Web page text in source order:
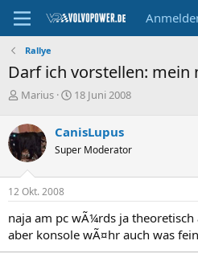
Rallye
Darf ich vorstellen: mein
E
s
t
e
l
l
e
Marius
E
t
e
l
m
18 Juni 2008
CanisLupus
Super Moderator
12 Okt. 2008
naja am pc wÃ¼rds ja
aber konsole wÃ¤hr auch was